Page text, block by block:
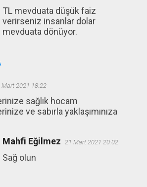
TL mevduata düşük faiz
verirseniz insanlar dolar
mevduata dönüyor.
Mart 2021 18:22
sağlık hocam
ve sabırla yaklaşımınıza
Mahfi Eğilmez 21 Mart 2021 20:02
Sağ olun